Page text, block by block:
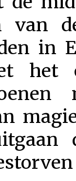
van
in
het